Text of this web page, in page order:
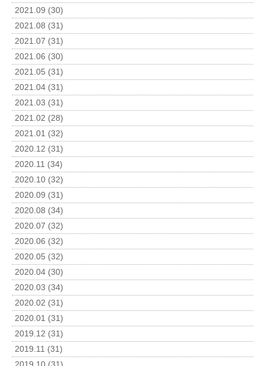
2021.09 (30)
2021.08 (31)
2021.07 (31)
2021.06 (30)
2021.05 (31)
2021.04 (31)
2021.03 (31)
2021.02 (28)
2021.01 (32)
2020.12 (31)
2020.11 (34)
2020.10 (32)
2020.09 (31)
2020.08 (34)
2020.07 (32)
2020.06 (32)
2020.05 (32)
2020.04 (30)
2020.03 (34)
2020.02 (31)
2020.01 (31)
2019.12 (31)
2019.11 (31)